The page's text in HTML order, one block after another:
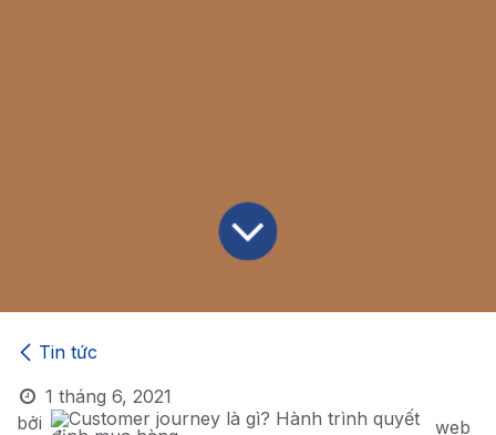
Tin tức
1 tháng 6, 2021
bởi
web